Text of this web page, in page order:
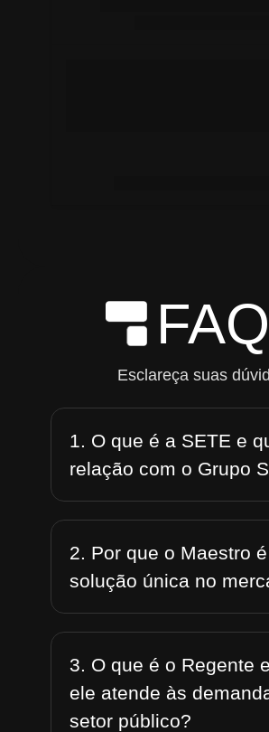
Esclareça suas
1. O que é a SETE e
relação com o Grupo
2. Por que o Maestro
solução única no
3. O que é o Regente
ele atende às
setor público?